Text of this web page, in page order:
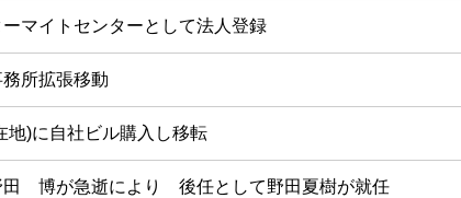
マイトセンターとして法人登録
所拡張移動
地)に自社ビル購入し移転
博が急逝により 後任として野田夏樹が就任